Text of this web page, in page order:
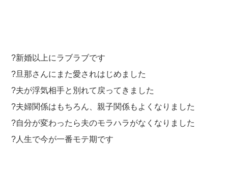
?新婚以上にラブラブです
?旦那さんにまた愛されはじめました
?夫が浮気相手と別れて戻ってきました
?夫婦関係はもちろん、親子関係もよくなりました
?自分が変わったら夫のモラハラがなくなりました
?人生で今が一番モテ期です